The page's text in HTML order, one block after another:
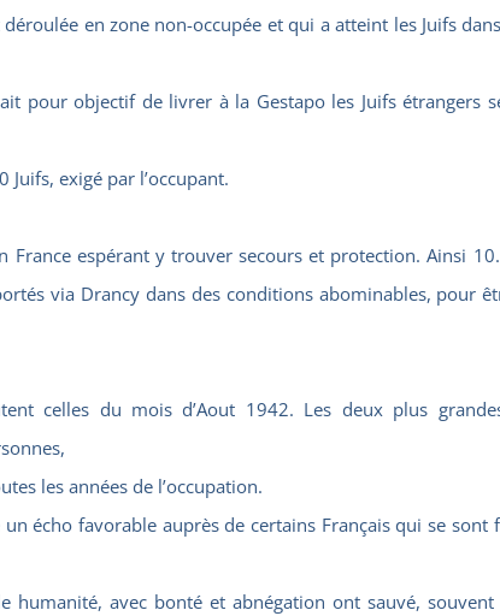
en zone non-occupée et qui a atteint les Juifs
pour objectif de livrer à la Gestapo les Juifs étrangers
exigé par l’occupant.
espérant y trouver secours et protection. Ainsi
via Drancy dans des conditions abominables, pour
celles du mois d’Aout 1942. Les deux plus
les années de l’occupation.
écho favorable auprès de certains Français qui se
humanité, avec bonté et abnégation ont sauvé,